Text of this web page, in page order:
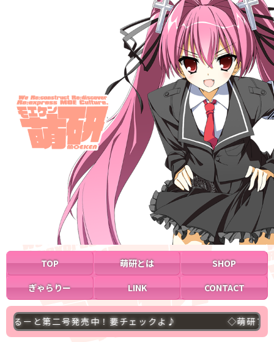
TOP 萌研とは
SHOP
ぎゃらりー
LINK CONTACT
ェックよ♪ ◇萌研ブログ４００００アクセス突破